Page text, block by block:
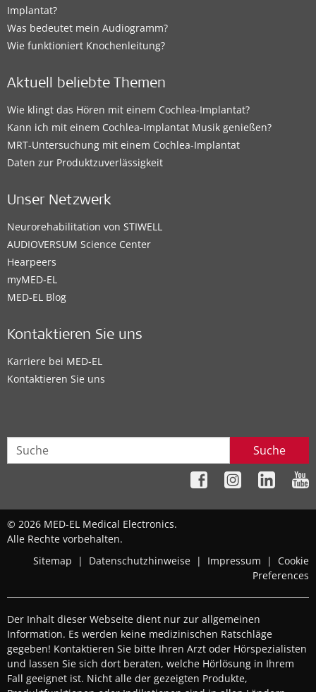
Implantat?
Was bedeutet mein Audiogramm?
Wie funktioniert Knochenleitung?
Aktuell beliebte Themen
Wie klingt das Hören mit einem Cochlea-Implantat?
Kann ich mit einem Cochlea-Implantat Musik genießen?
MRT-Untersuchung mit einem Cochlea-Implantat
Daten zur Produktzuverlässigkeit
Unser Netzwerk
Neurorehabilitation von STIWELL
AUDIOVERSUM Science Center
Hearpeers
myMED‑EL
MED-EL Blog
Kontaktieren Sie uns
Karriere bei MED-EL
Kontaktieren Sie uns
Suche
© 2026 MED-EL Medical Electronics.
Alle Rechte vorbehalten.
Sitemap
| Datenschutzhinweise | Impressum | Cookie
Preferences
Der Inhalt dieser Webseite dient nur zur allgemeinen
Information. Es werden keine medizinischen Ratschläge
gegeben! Kontaktieren Sie bitte Ihren Arzt oder Hörspezialisten
und lassen Sie sich dort beraten, welche Hörlösung in Ihrem
Fall geeignet ist. Nicht alle der gezeigten Produkte,